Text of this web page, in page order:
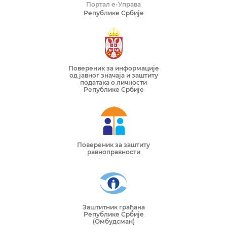
Портал е-Управа
Републике Србије
Повереник за информације
од јавног значаја и заштиту
података о личности
Републике Србије
Повереник за заштиту
равноправности
Заштитник грађана
Републике Србије
(Омбудсман)